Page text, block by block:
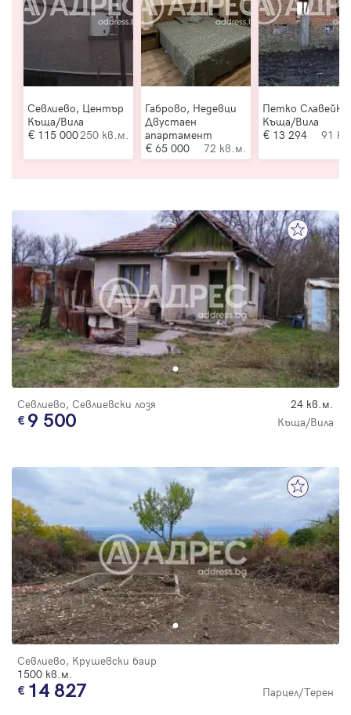
Севлиево, Център
Къща/Вила
115 000250 кв.м.
Габрово, Недевци
Двустаен
апартамент
65 000
72 кв.м.
Петко
Къща/Вила
13 294
91
Севлиево, Севлиевски лозя 24 кв.м.
9 500 Къща/Вила
Севлиево, Крушевски баир
1500 кв.м.
14 827 Парцел/Терен